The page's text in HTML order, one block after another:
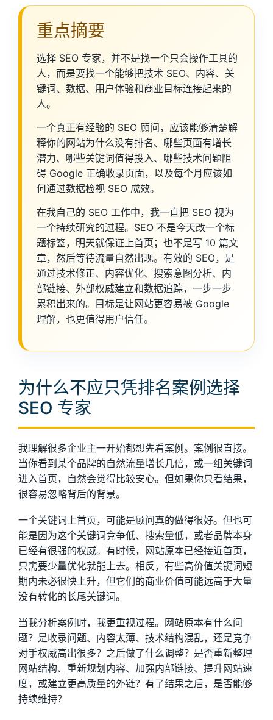
重点摘要
选择 SEO 专家，并不是找一个只会操作工具的
人，而是要找一个能够把技术 SEO、内容、关
键词、数据、用户体验和商业目标连接起来的
人。
一个真正有经验的 SEO 顾问，应该能够清楚解
释你的网站为什么没有排名、哪些页面有增长
潜力、哪些关键词值得投入、哪些技术问题阻
碍 Google 正确收录页面，以及每个月应该如
何通过数据检视 SEO 成效。
在我自己的 SEO 工作中，我一直把 SEO 视为
一个持续研究的过程。SEO 不是今天改一个标
题标签，明天就保证上首页；也不是写 10 篇文
章，然后等待流量自然出现。有效的 SEO，是
通过技术修正、内容优化、搜索意图分析、内
部链接、外部权威建立和数据追踪，一步一步
累积出来的。目标是让网站更容易被 Google
理解，也更值得用户信任。
为什么不应只凭排名案例选择
SEO 专家
我理解很多企业主一开始都想先看案例。案例很直接。
当你看到某个品牌的自然流量增长几倍，或一组关键词
进入首页，自然会觉得比较安心。但如果你只看结果，
很容易忽略背后的背景。
一个关键词上首页，可能是顾问真的做得很好。但也可
能是因为这个关键词竞争低、搜索量低，或者品牌本身
已经有很强的权威。有时候，网站原本已经接近首页，
只需要少量优化就能上去。相反，有些高价值关键词短
期内未必很快上升，但它们的商业价值可能远高于大量
没有转化的长尾关键词。
当我分析案例时，我更重视过程。网站原本有什么问
题？是收录问题、内容太薄、技术结构混乱，还是竞争
对手权威高出很多？之后做了什么调整？是否重新整理
网站结构、重新规划内容、加强内部链接、提升网站速
度，或建立更高质量的外链？有了结果之后，是否能够
持续维持？